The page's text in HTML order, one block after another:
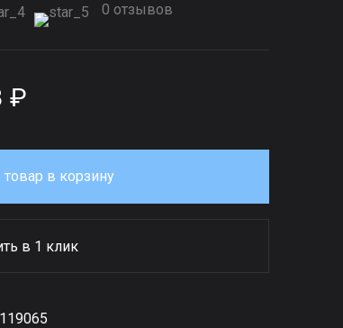
0 отзывов
₽
в корзину
в 1 клик
119065